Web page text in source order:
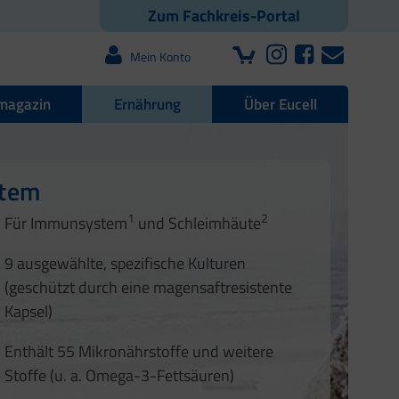
Zum Fachkreis-Portal
Mein Konto
Ernährung Über Eucell
Für Immunsystem1 und Schleimhäute2
9 ausgewählte, spezifische Kulturen
(geschützt durch eine magensaftresistente
Kapsel)
Enthält 55 Mikronährstoffe und weitere
Stoffe (u. a. Omega-3-Fettsäuren)
Nägel
1 2 3
4
3